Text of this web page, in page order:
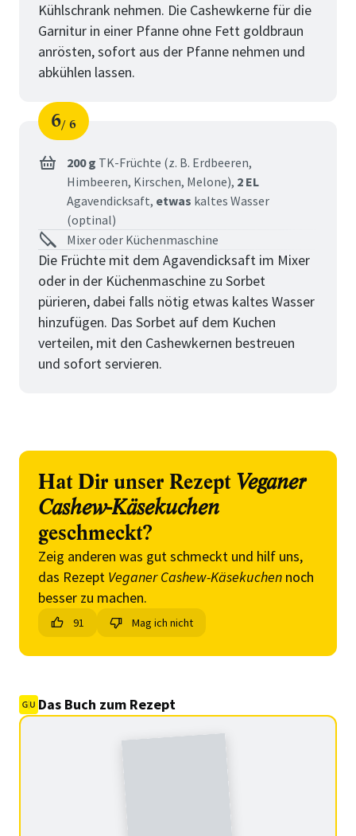
Kühlschrank nehmen. Die Cashewkerne für die
Garnitur in einer Pfanne ohne Fett goldbraun
anrösten, sofort aus der Pfanne nehmen und
abkühlen lassen.
Schritt
6
von
6
200 g TK-Früchte (z. B. Erdbeeren,
Himbeeren, Kirschen, Melone), 2 EL
Agavendicksaft, etwas kaltes Wasser
(optinal)
Mixer oder Küchenmaschine
Die Früchte mit dem Agavendicksaft im Mixer
oder in der Küchenmaschine zu Sorbet
pürieren, dabei falls nötig etwas kaltes Wasser
hinzufügen. Das Sorbet auf dem Kuchen
verteilen, mit den Cashewkernen bestreuen
und sofort servieren.
Hat Dir unser Rezept Veganer
Cashew-Käsekuchen
geschmeckt?
Zeig anderen was gut schmeckt und hilf uns,
das Rezept Veganer Cashew-Käsekuchen noch
besser zu machen.
91 Mag ich nicht
Das Buch zum Rezept